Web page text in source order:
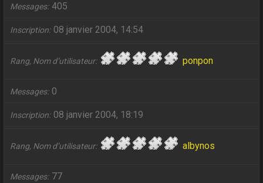
Messages 405
Inscription 08 janvier 2004, 14:54
Rang, Nom d’utilisateur ponpon
Messages 0
Inscription 08 janvier 2004, 18:19
Rang, Nom d’utilisateur albynos
Messages 77